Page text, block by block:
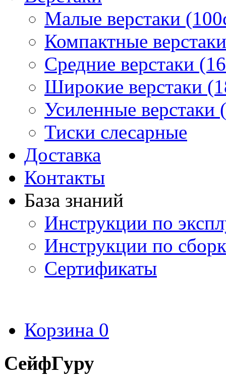
Малые верстаки
Компактные
Средние верстаки
Широкие верстаки
Усиленные верстаки
Тиски слесарные
Доставка
Контакты
База знаний
Инструкции по
Инструкции по
Сертификаты
Корзина 0
СейфГуру